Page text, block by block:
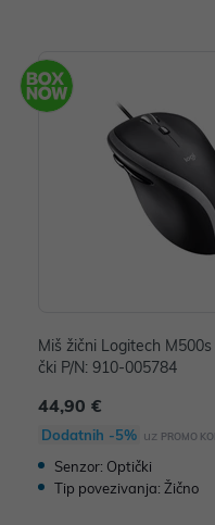
Miš žični Logitech
čki P/N: 910-005784
44,90 €
Dodatnih -5% uz PROMO
Senzor: Optički
Tip povezivanja: Žično